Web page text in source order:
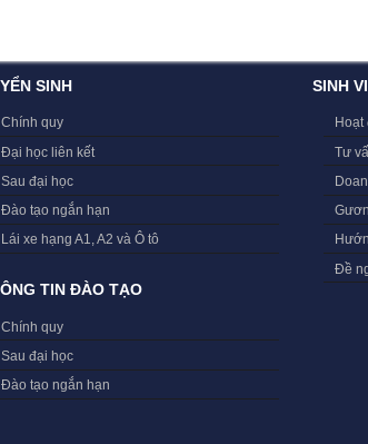
SINH
Chính quy
Đại học liên kết
Sau đại học
Đào tạo ngắn hạn
Lái xe hạng A1, A2 và Ô tô
TIN ĐÀO TẠO
Chính quy
Sau đại học
Đào tạo ngắn hạn
SINH
Hoạt
Tư
Đề